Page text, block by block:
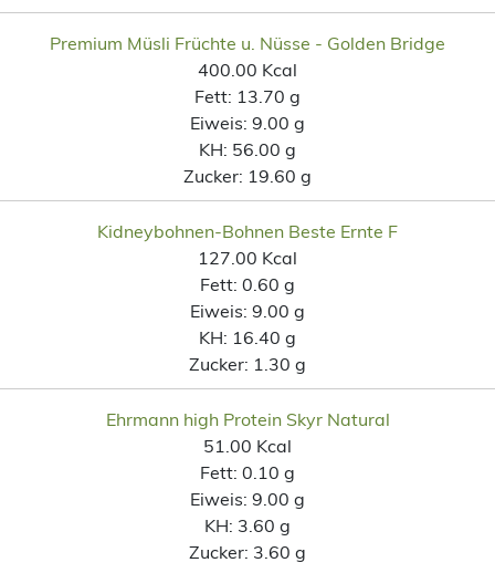
Premium Müsli Früchte u. Nüsse - Golden Bridge
400.00 Kcal
Fett: 13.70 g
Eiweis: 9.00 g
KH: 56.00 g
Zucker: 19.60 g
Kidneybohnen-Bohnen Beste Ernte F
127.00 Kcal
Fett: 0.60 g
Eiweis: 9.00 g
KH: 16.40 g
Zucker: 1.30 g
Ehrmann high Protein Skyr Natural
51.00 Kcal
Fett: 0.10 g
Eiweis: 9.00 g
KH: 3.60 g
Zucker: 3.60 g